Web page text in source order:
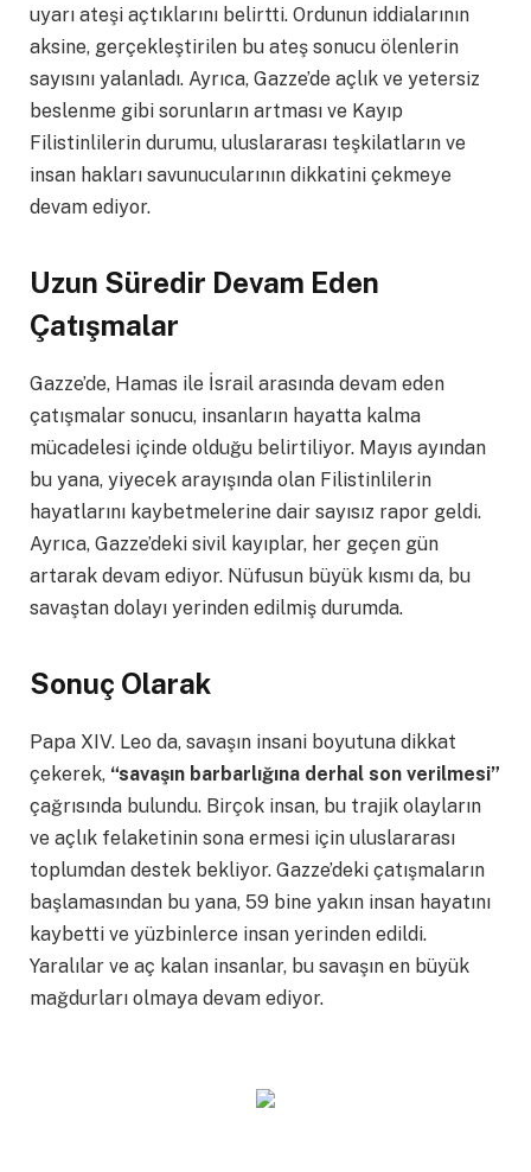
uyarı ateşi açtıklarını belirtti. Ordunun iddialarının
aksine, gerçekleştirilen bu ateş sonucu ölenlerin
sayısını yalanladı. Ayrıca, Gazze’de açlık ve yetersiz
beslenme gibi sorunların artması ve Kayıp
Filistinlilerin durumu, uluslararası teşkilatların ve
insan hakları savunucularının dikkatini çekmeye
devam ediyor.
Uzun Süredir Devam Eden
Çatışmalar
Gazze’de, Hamas ile İsrail arasında devam eden
çatışmalar sonucu, insanların hayatta kalma
mücadelesi içinde olduğu belirtiliyor. Mayıs ayından
bu yana, yiyecek arayışında olan Filistinlilerin
hayatlarını kaybetmelerine dair sayısız rapor geldi.
Ayrıca, Gazze’deki sivil kayıplar, her geçen gün
artarak devam ediyor. Nüfusun büyük kısmı da, bu
savaştan dolayı yerinden edilmiş durumda.
Sonuç Olarak
Papa XIV. Leo da, savaşın insani boyutuna dikkat
çekerek, “savaşın barbarlığına derhal son verilmesi”
çağrısında bulundu. Birçok insan, bu trajik olayların
ve açlık felaketinin sona ermesi için uluslararası
toplumdan destek bekliyor. Gazze’deki çatışmaların
başlamasından bu yana, 59 bine yakın insan hayatını
kaybetti ve yüzbinlerce insan yerinden edildi.
Yaralılar ve aç kalan insanlar, bu savaşın en büyük
mağdurları olmaya devam ediyor.